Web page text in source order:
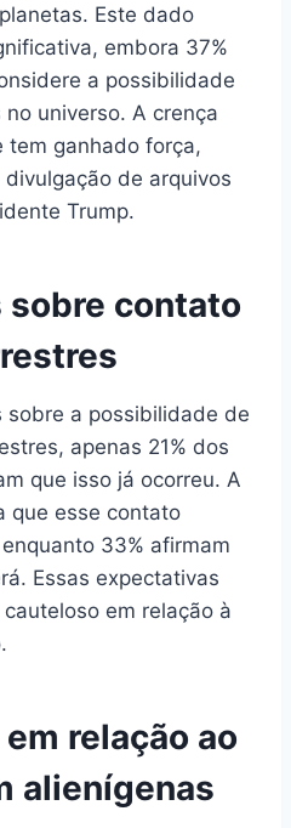
Este dado
embora 37%
a possibilidade
universo. A crença
tem ganhado força,
de arquivos
Trump.
contato
sobre a possibilidade de
apenas 21% dos
que isso já ocorreu. A
que esse contato
33% afirmam
Essas expectativas
em relação à
relação ao
alienígenas